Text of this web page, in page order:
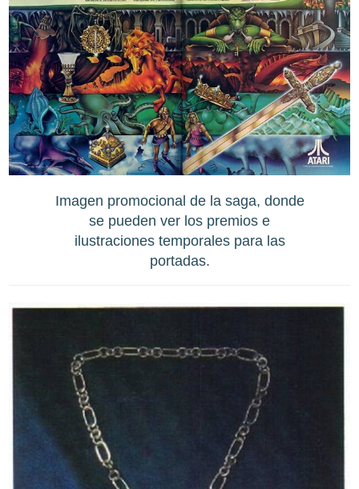
Imagen promocional de la saga, donde
se pueden ver los premios e
ilustraciones temporales para las
portadas.